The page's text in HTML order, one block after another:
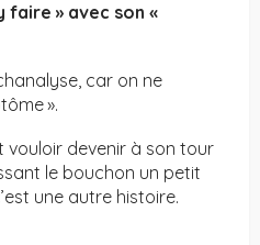
faire » avec son «
car on ne
».
devenir à son tour
le bouchon un petit
une autre histoire.